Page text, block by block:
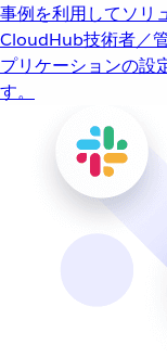
事例を利用してソリ
CloudHub技術者／
プリケーションの設
す。